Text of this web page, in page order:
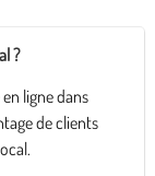
?
ligne dans
de clients